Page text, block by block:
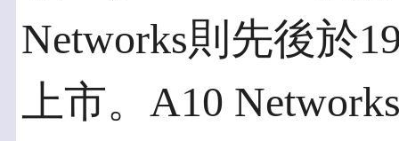
Networks則先後於
上市。A10